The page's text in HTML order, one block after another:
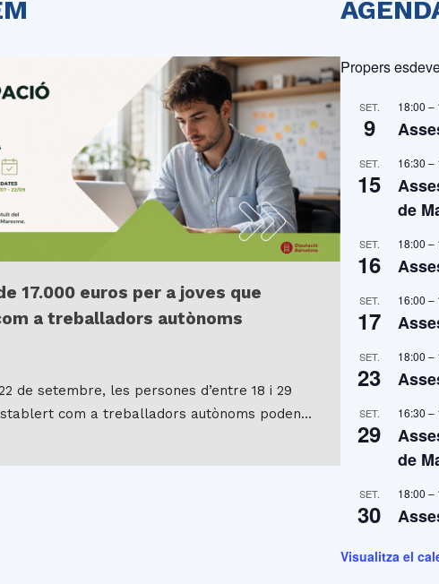
17.000 euros per a joves que
a treballadors autònoms
de setembre, les persones d’entre 18 i 29
com a treballadors autònoms poden…
Propers
SET.
9
18:00 –
SET.
15
16:30 –
de
SET.
16
18:00 –
SET.
17
16:00 –
SET.
23
18:00 –
SET.
29
16:30 –
de
SET.
30
18:00 –
Visualitza el